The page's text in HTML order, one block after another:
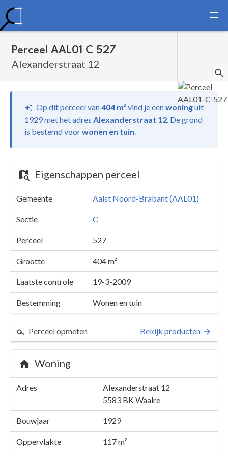
Perceel AAL01 C 527
Alexanderstraat 12
Op dit perceel van404 m² vind jeeenwoninguit
1929 met het adres Alexanderstraat 12. De grond
is bestemd voorwonen en tuin.
Eigenschappen perceel
Gemeente Aalst Noord-Brabant (AAL01)
Sectie C
Perceel 527
Grootte 404 m²
Laatste controle 19-3-2009
Bestemming Wonen en tuin
Perceel opmeten Bekijk producten
Woning
Adres
Alexanderstraat 12
5583 BK Waalre
Bouwjaar 1929
Oppervlakte 117 m²
Perceel 527
Kaarten en rapporten